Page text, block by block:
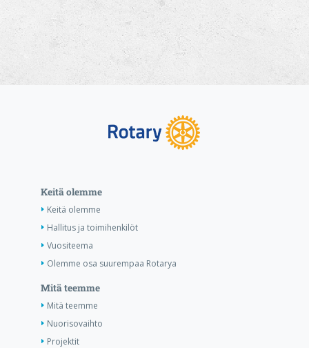
Keitä olemme
Keitä olemme
Hallitus ja toimihenkilöt
Vuositeema
Olemme osa suurempaa Rotarya
Mitä teemme
Mitä teemme
Nuorisovaihto
Projektit